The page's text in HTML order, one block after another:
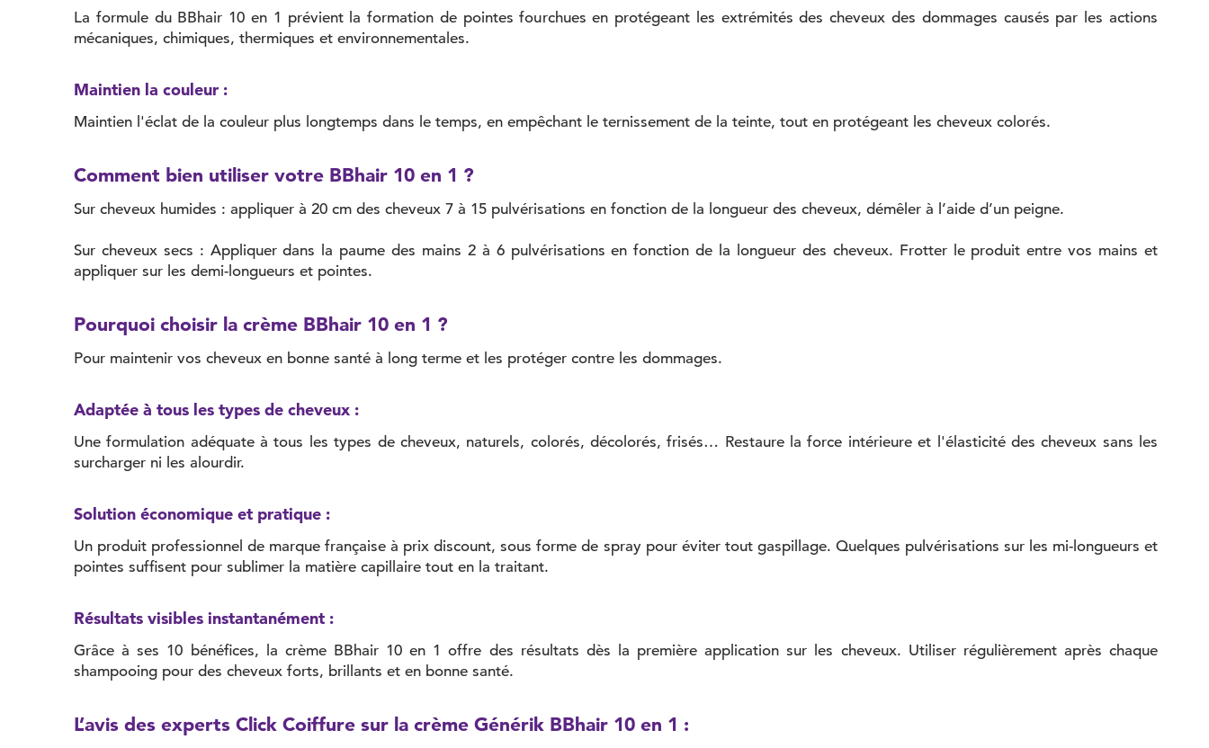
La formule du BBhair 10 en 1 prévient la formation de pointes fourchues en protégeant les extrémités des cheveux des dommages causés par les actions
mécaniques, chimiques, thermiques et environnementales.
Maintien la couleur :
Maintien l'éclat de la couleur plus longtemps dans le temps, en empêchant le ternissement de la teinte, tout en protégeant les cheveux colorés.
Comment bien utiliser votre BBhair 10 en 1 ?
Sur cheveux humides : appliquer à 20 cm des cheveux 7 à 15 pulvérisations en fonction de la longueur des cheveux, démêler à l’aide d’un peigne.
Sur cheveux secs : Appliquer dans la paume des mains 2 à 6 pulvérisations en fonction de la longueur des cheveux. Frotter le produit entre vos mains et
appliquer sur les demi-longueurs et pointes.
Pourquoi choisir la crème BBhair 10 en 1 ?
Pour maintenir vos cheveux en bonne santé à long terme et les protéger contre les dommages.
Adaptée à tous les types de cheveux :
Une formulation adéquate à tous les types de cheveux, naturels, colorés, décolorés, frisés… Restaure la force intérieure et l'élasticité des cheveux sans les
surcharger ni les alourdir.
Solution économique et pratique :
Un produit professionnel de marque française à prix discount, sous forme de spray pour éviter tout gaspillage. Quelques pulvérisations sur les mi-longueurs et
pointes suffisent pour sublimer la matière capillaire tout en la traitant.
Résultats visibles instantanément :
Grâce à ses 10 bénéfices, la crème BBhair 10 en 1 offre des résultats dès la première application sur les cheveux. Utiliser régulièrement après chaque
shampooing pour des cheveux forts, brillants et en bonne santé.
L’avis des experts Click Coiffure sur la crème Générik BBhair 10 en 1 :